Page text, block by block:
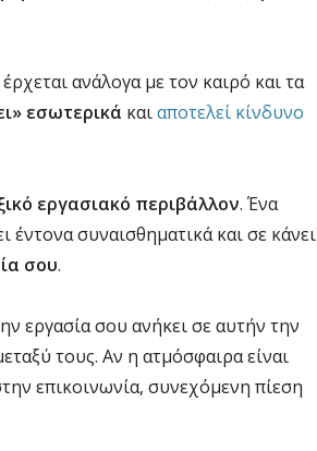
ανάλογα με τον καιρό και τα
εσωτερικά καιαποτελεί κίνδυνο
εργασιακό περιβάλλον. Ένα
έντονα συναισθηματικά και σε κάνει
σου.
εργασία σου ανήκει σε αυτήν την
τους. Αν η ατμόσφαιρα είναι
επικοινωνία, συνεχόμενη πίεση